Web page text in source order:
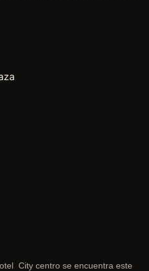
City centro se encuentra este